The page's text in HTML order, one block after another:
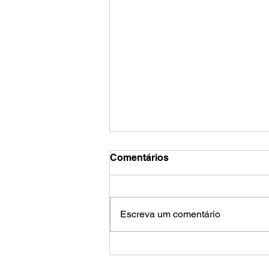
Comentários
Escreva um comentário